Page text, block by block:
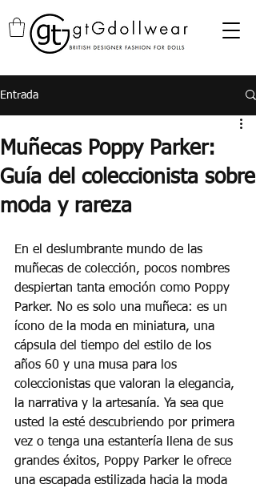
Entrada
Muñecas Poppy Parker:
Guía del coleccionista sobre
moda y rareza
En el deslumbrante mundo de las
muñecas de colección, pocos nombres
despiertan tanta emoción como Poppy
Parker. No es solo una muñeca: es un
ícono de la moda en miniatura, una
cápsula del tiempo del estilo de los
años 60 y una musa para los
coleccionistas que valoran la elegancia,
la narrativa y la artesanía. Ya sea que
usted la esté descubriendo por primera
vez o tenga una estantería llena de sus
grandes éxitos, Poppy Parker le ofrece
una escapada estilizada hacia la moda